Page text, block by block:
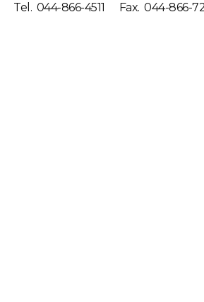
Tel. 044-866-4511 Fax. 044-866-